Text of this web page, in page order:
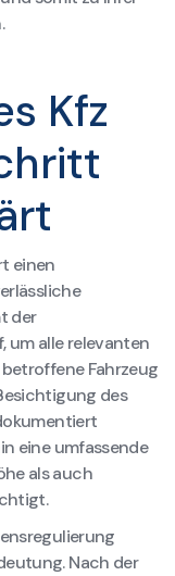
Kfz
einen
der
um alle relevanten
Fahrzeug
des
eine umfassende
als auch
Nach der